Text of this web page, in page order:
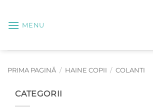
content
MENU
PRIMA PAGINĂ / HAINE COPII / COLANTI
CATEGORII